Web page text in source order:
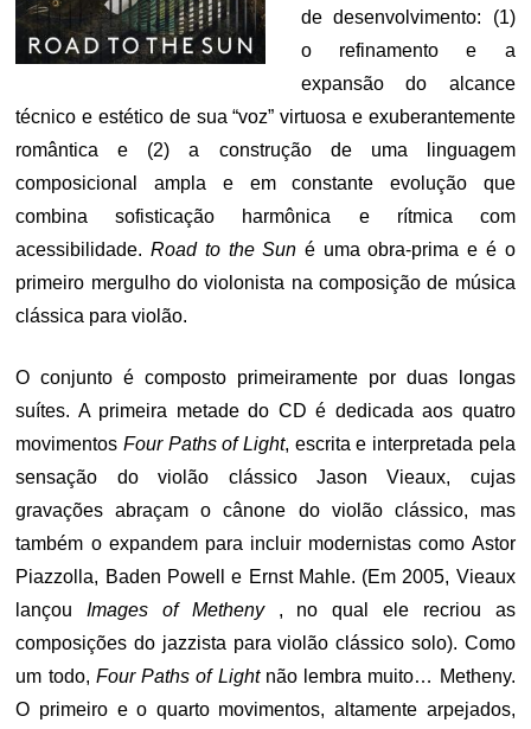
de desenvolvimento: (1)
o refinamento e a
expansão do alcance
técnico e estético de sua “voz” virtuosa e exuberantemente
romântica e (2) a construção de uma linguagem
composicional ampla e em constante evolução que
combina sofisticação harmônica e rítmica com
acessibilidade.Road to the Sun é uma obra-prima e é o
primeiro mergulho do violonista na composição de música
clássica para violão.
O conjunto é composto primeiramente por duas longas
suítes. A primeira metade do CD é dedicada aos quatro
movimentosFour Paths of Light, escrita e interpretada pela
sensação do violão clássico Jason Vieaux, cujas
gravações abraçam o cânone do violão clássico, mas
também o expandem para incluir modernistas como Astor
Piazzolla, Baden Powell e Ernst Mahle. (Em 2005, Vieaux
lançouImages of Metheny, no qual ele recriou as
composições do jazzista para violão clássico solo). Como
um todo, Four Paths of Lightnão lembra muito… Metheny.
O primeiro e o quarto movimentos, altamente arpejados,